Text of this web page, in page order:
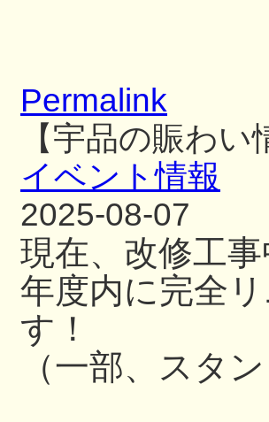
Permalink
【宇品の賑わ
イベント情報
2025-08-07
現在、改修工
年度内に完全
す！
（一部、スタ